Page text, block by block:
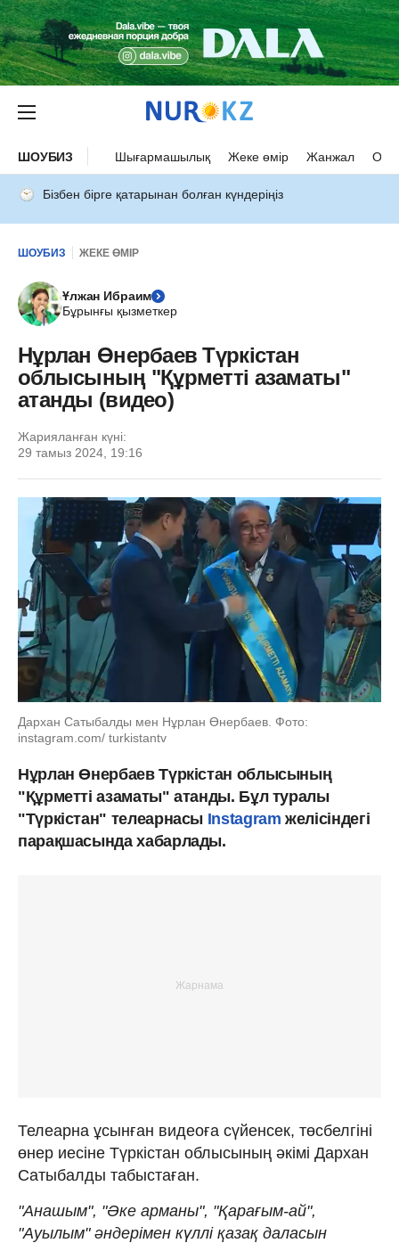
ШОУБИЗ Шығармашылық Жеке өмір Жанжал
Бізбен бірге қатарынан болған күндеріңіз
ШОУБИЗ ЖЕКЕ ӨМІР
Ұлжан Ибраим
Бұрынғы қызметкер
Нұрлан Өнербаев Түркістан
облысының "Құрметті азаматы"
атанды (видео)
Жарияланған күні:
29 тамыз 2024, 19:16
Дархан Сатыбалды мен Нұрлан Өнербаев. Фото:
instagram.com/ turkistantv
Нұрлан Өнербаев Түркістан облысының
"Құрметті азаматы" атанды. Бұл туралы
"Түркістан" телеарнасы Instagramжелісіндегі
парақшасында хабарлады.
Телеарна ұсынған видеоға сүйенсек, төсбелгіні
өнер иесіне Түркістан облысының әкімі Дархан
Сатыбалды табыстаған.
"Анашым", "Әке арманы", "Қарағым-ай",
"Ауылым" әндерімен күллі қазақ даласын